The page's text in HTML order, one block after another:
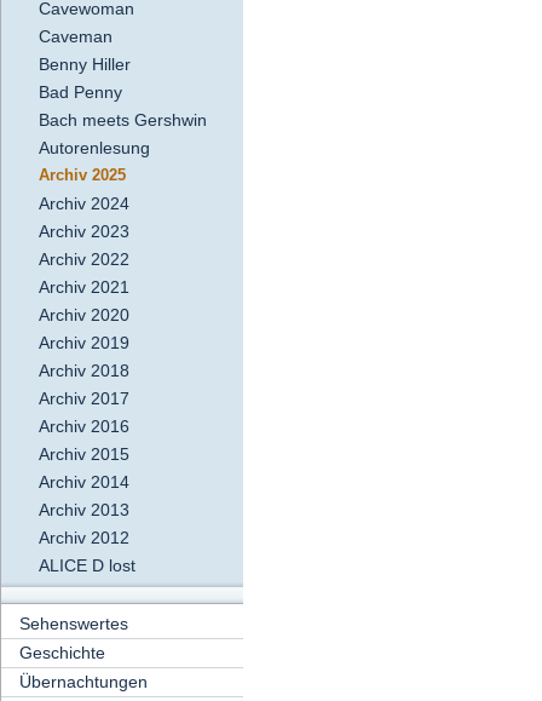
Cavewoman
Caveman
Benny Hiller
Bad Penny
Bach meets Gershwin
Autorenlesung
Archiv 2025
Archiv 2024
Archiv 2023
Archiv 2022
Archiv 2021
Archiv 2020
Archiv 2019
Archiv 2018
Archiv 2017
Archiv 2016
Archiv 2015
Archiv 2014
Archiv 2013
Archiv 2012
ALICE D lost
Sehenswertes
Geschichte
Übernachtungen